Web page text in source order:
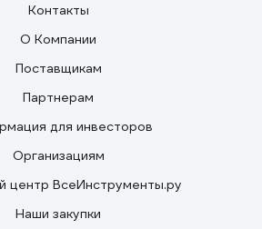
Контакты
О Компании
Поставщикам
Партнерам
для инвесторов
Организациям
центр ВсеИнструменты.ру
Наши закупки